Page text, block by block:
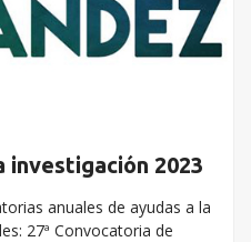
investigación 2023
anuales de ayudas a la
27ª Convocatoria de